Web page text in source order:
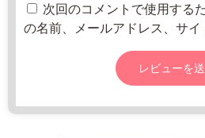
所
次回のコメントで使用する
の名前、メールアドレス、サイ